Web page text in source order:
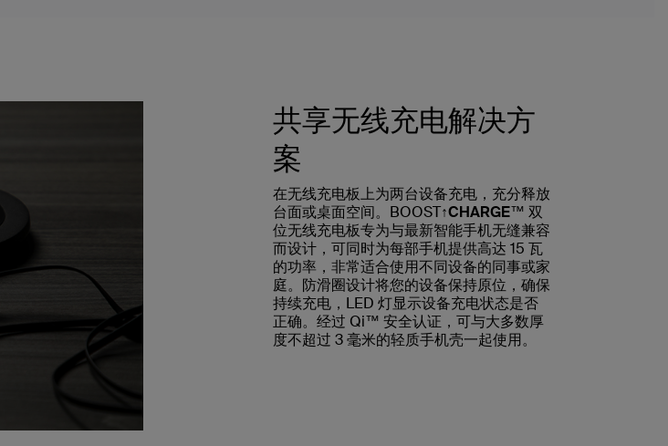
共享无线充电解决方
案
在无线充电板上为两台设备充电，充分释放
台面或桌面空间。BOOST↑CHARGE™ 双
位无线充电板专为与最新智能手机无缝兼容
而设计，可同时为每部手机提供高达 15 瓦
的功率，非常适合使用不同设备的同事或家
庭。防滑圈设计将您的设备保持原位，确保
持续充电，LED 灯显示设备充电状态是否
正确。经过 Qi™ 安全认证，可与大多数厚
度不超过 3 毫米的轻质手机壳一起使用。